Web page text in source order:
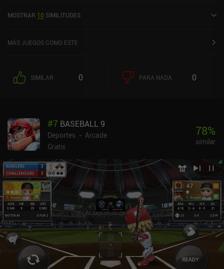
en la App Store de iOS.
MOSTRAR 10 SIMILITUDES
MÁS JUEGOS COMO ESTE
SIMILAR 0 PARA NADA 0
#7 BASEBALL 9
Deportes
Arcade
Gratis
78%
similar